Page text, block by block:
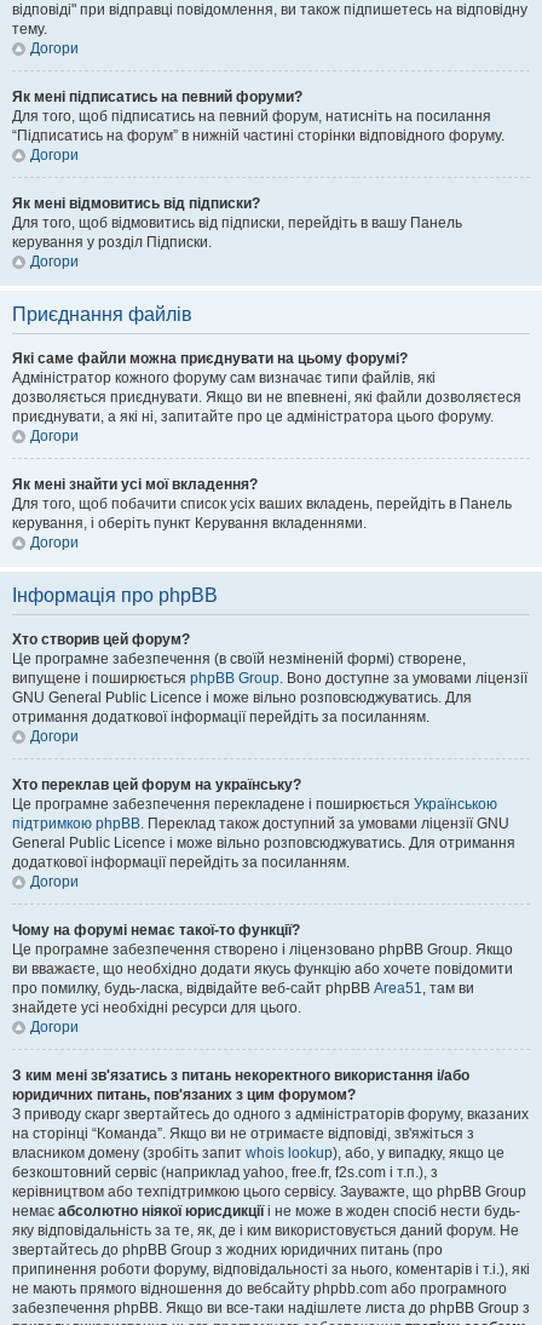
відповіді" при відправці повідомлення, ви також підпишетесь на відповідну
тему.
Догори
Як мені підписатись на певний форуми?
Для того, щоб підписатись на певний форум, натисніть на посилання
“Підписатись на форум” в нижній частині сторінки відповідного форуму.
Догори
Як мені відмовитись від підписки?
Для того, щоб відмовитись від підписки, перейдіть в вашу Панель
керування у розділ Підписки.
Догори
Приєднання файлів
Які саме файли можна приєднувати на цьому форумі?
Адміністратор кожного форуму сам визначає типи файлів, які
дозволяється приєднувати. Якщо ви не впевнені, які файли дозволяєтеся
приєднувати, а які ні, запитайте про це адміністратора цього форуму.
Догори
Як мені знайти усі мої вкладення?
Для того, щоб побачити список усіх ваших вкладень, перейдіть в Панель
керування, і оберіть пункт Керування вкладеннями.
Догори
Інформація про phpBB
Хто створив цей форум?
Це програмне забезпечення (в своїй незміненій формі) створене,
випущене і поширюється phpBB Group. Воно доступне за умовами ліцензії
GNU General Public Licence і може вільно розповсюджуватись. Для
отримання додаткової інформації перейдіть за посиланням.
Догори
Хто переклав цей форум на українську?
Це програмне забезпечення перекладене і поширюється Українською
підтримкою phpBB. Переклад також доступний за умовами ліцензії GNU
General Public Licence і може вільно розповсюджуватись. Для отримання
додаткової інформації перейдіть за посиланням.
Догори
Чому на форумі немає такої-то функції?
Це програмне забезпечення створено і ліцензовано phpBB Group. Якщо
ви вважаєте, що необхідно додати якусь функцію або хочете повідомити
про помилку, будь-ласка, відвідайте веб-сайт phpBB Area51, там ви
знайдете усі необхідні ресурси для цього.
Догори
З ким мені зв'язатись з питань некоректного використання і/або
юридичних питань, пов'язаних з цим форумом?
З приводу скарг звертайтесь до одного з адміністраторів форуму, вказаних
на сторінці “Команда”. Якщо ви не отримаєте відповіді, зв'яжіться з
власником домену (зробіть запит whois lookup), або, у випадку, якщо це
безкоштовний сервіс (наприклад yahoo, free.fr, f2s.com і т.п.), з
керівництвом або техпідтримкою цього сервісу. Зауважте, що phpBB Group
немає абсолютно ніякої юрисдикціїі не може в жоден спосіб нести будь-
яку відповідальність за те, як, де і ким використовується даний форум. Не
звертайтесь до phpBB Group з жодних юридичних питань (про
припинення роботи форуму, відповідальності за нього, коментарів і т.і.), які
не мають прямого відношення до вебсайту phpbb.com або програмного
забезпечення phpBB. Якщо ви все-таки надішлете листа до phpBB Group з